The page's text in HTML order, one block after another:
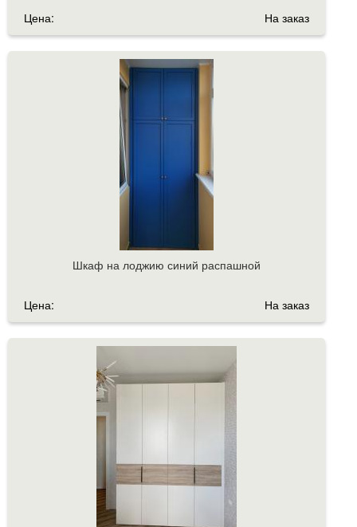
Цена: На заказ
Шкаф на лоджию синий распашной
Цена: На заказ